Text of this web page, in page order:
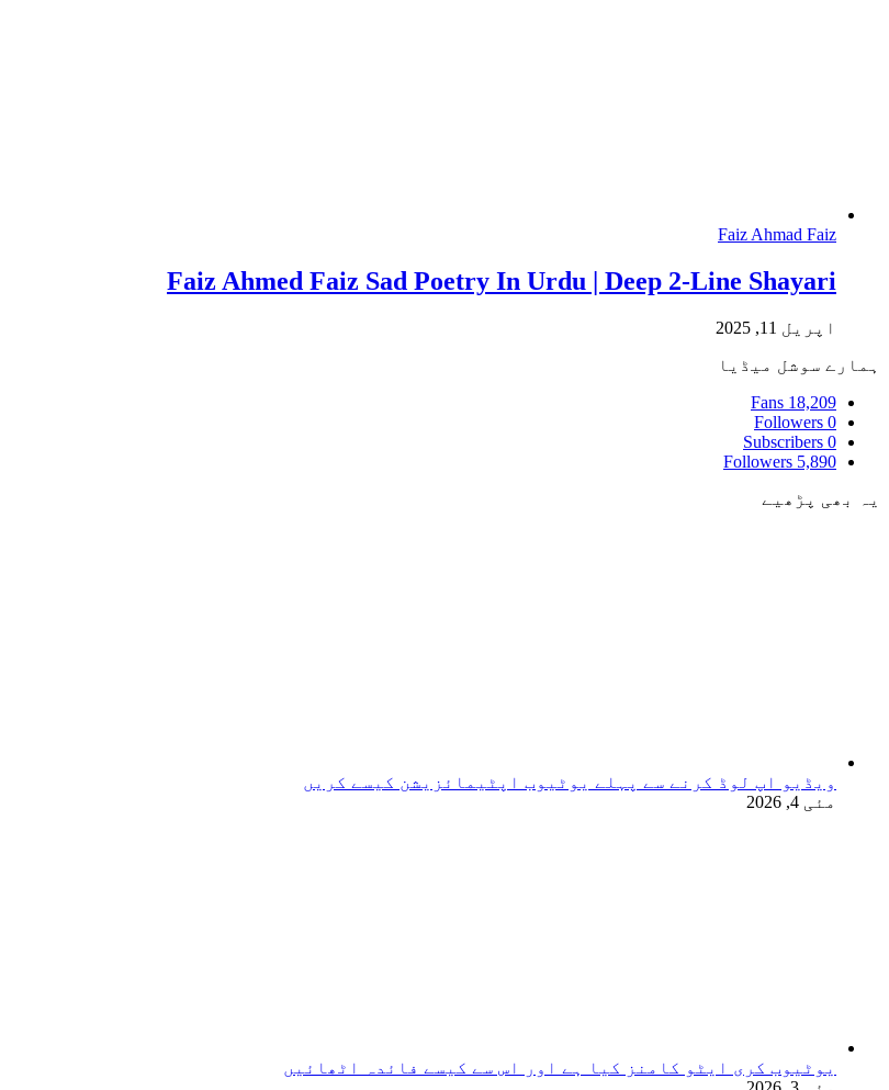
Faiz Ahmad Faiz
Faiz Ahmed Faiz Sad Poetry In Urdu | Deep 2-Line Shayari
اپریل 11, 2025
ہمارے سوشل میڈیا
18,209
Fans
0
Followers
0
Subscribers
5,890
Followers
یہ بھی پڑھیے
ویڈیو اپ لوڈ کرنے سے پہلے یوٹیوب اپٹیمائزیشن کیسے کریں
مئی 4, 2026
یوٹیوب کری ایٹو کامنز کیا ہے اور اس سے کیسے فائدہ اٹھائیں